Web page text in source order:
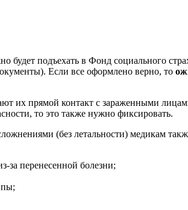
будет подъехать в Фонд социального
Если все оформлено верно, то
их прямой контакт с зараженными
то это также нужно фиксировать.
(без летальности) медикам
за перенесенной болезни;